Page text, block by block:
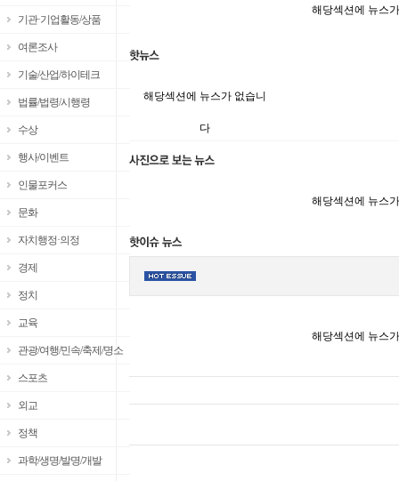
기관·기업활동/상품
여론조사
기술/산업/하이테크
법률/법령/시행령
수상
행사/이벤트
인물포커스
문화
자치행정·의정
경제
정치
교육
관광/여행/민속/축제/명소
스포츠
외교
정책
과학/생명/발명/개발
해당섹션에 뉴스
해당섹션에 뉴스가 없습니
다
해당섹션에 뉴스
해당섹션에 뉴스